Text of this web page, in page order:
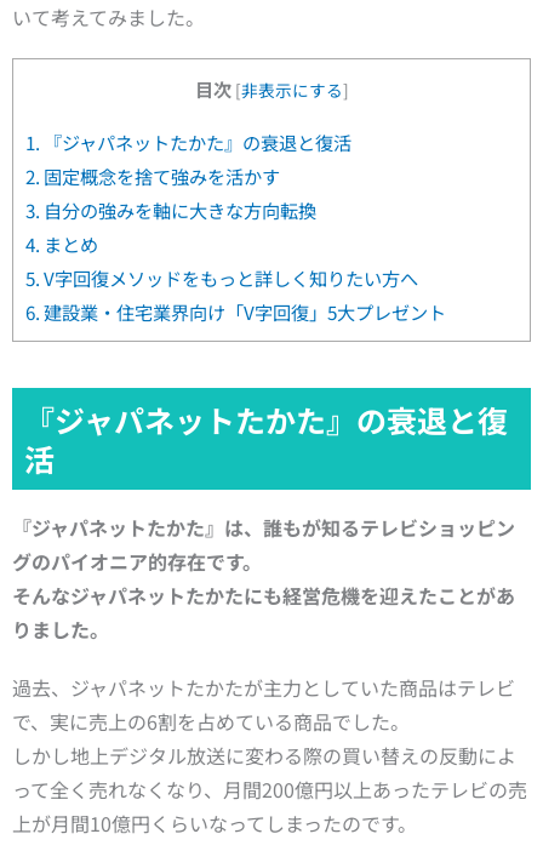
いて考えてみました。
目次 [非表示にする]
1. 『ジャパネットたかた』の衰退と復活
2. 固定概念を捨て強みを活かす
3. 自分の強みを軸に大きな方向転換
4. まとめ
5.V字回復メソッドをもっと詳しく知りたい方へ
6.建設業・住宅業界向け「V字回復」5大プレゼント
『ジャパネットたかた』の衰退と復
活
『ジャパネットたかた』は、 誰もが知るテレビショッピン
グのパイオニア的存在です。
そんなジャパネットたかたにも経営危機を迎えたことがあ
りました。
過去、ジャパネットたかたが主力としていた商品はテレビ
で、実に売上の6割を占めている商品でした。
しかし地上デジタル放送に変わる際の買い替えの反動によ
って全く売れなくなり、月間200億円以上あったテレビの売
上が月間10億円くらいなってしまったのです。